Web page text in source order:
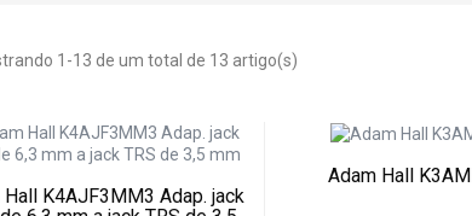
1-13 de um total de 13 artigo(s)
Hall K4AJF3MM3 Adap. jack
Adam Hall